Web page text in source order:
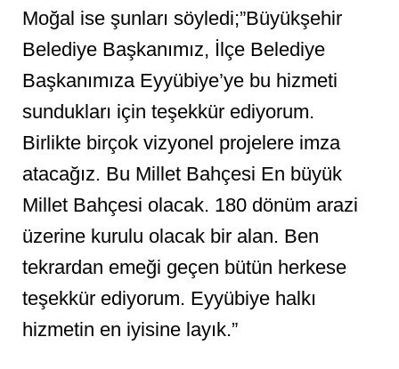
Moğal ise şunları söyledi;”Büyükşehir
Belediye Başkanımız, İlçe Belediye
Başkanımıza Eyyübiye’ye bu hizmeti
sundukları için teşekkür ediyorum.
Birlikte birçok vizyonel projelere imza
atacağız. Bu Millet Bahçesi En büyük
Millet Bahçesi olacak. 180 dönüm arazi
üzerine kurulu olacak bir alan. Ben
tekrardan emeği geçen bütün herkese
teşekkür ediyorum. Eyyübiye halkı
hizmetin en iyisine layık.”